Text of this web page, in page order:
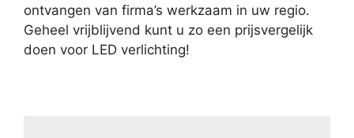
ontvangen van firma’s werkzaam in uw regio.
Geheel vrijblijvend kunt u zo een prijsvergelijk
doen voor LED verlichting!